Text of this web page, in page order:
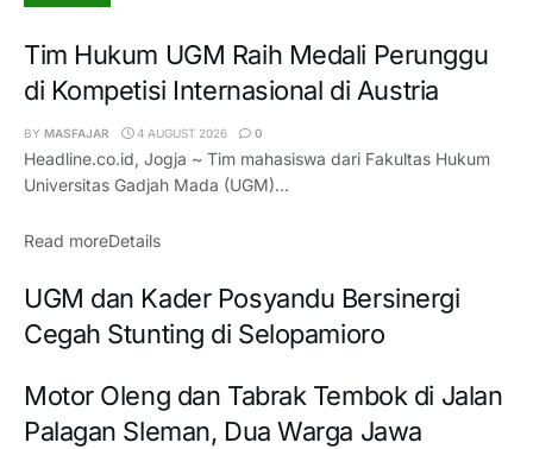
Tim Hukum UGM Raih Medali Perunggu
di Kompetisi Internasional di Austria
BY MASFAJAR 4 AUGUST 2026 0
Headline.co.id, Jogja ~ Tim mahasiswa dari Fakultas Hukum
Universitas Gadjah Mada (UGM)...
Read moreDetails
UGM dan Kader Posyandu Bersinergi
Cegah Stunting di Selopamioro
Motor Oleng dan Tabrak Tembok di Jalan
Palagan Sleman, Dua Warga Jawa